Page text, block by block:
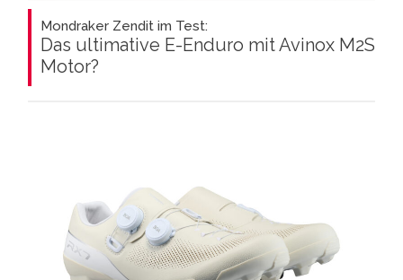
Mondraker Zendit im Test:
Das ultimative E-Enduro mit Avinox M2S
Motor?